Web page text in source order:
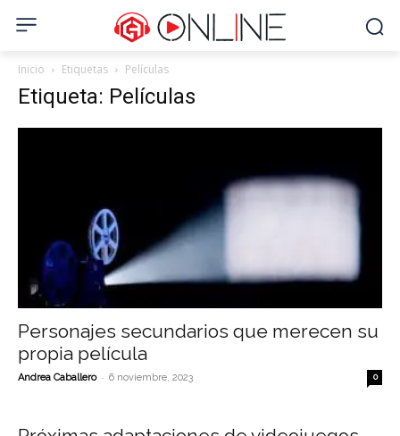
Inicio Etiquetas Películas
Etiqueta: Películas
Personajes secundarios que merecen su
propia película
Andrea Caballero - 6 noviembre, 2023 0